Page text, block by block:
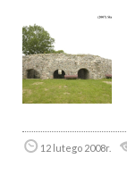
12 lutego 2008r.